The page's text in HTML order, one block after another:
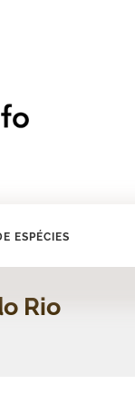
ESPÉCIES
Rio